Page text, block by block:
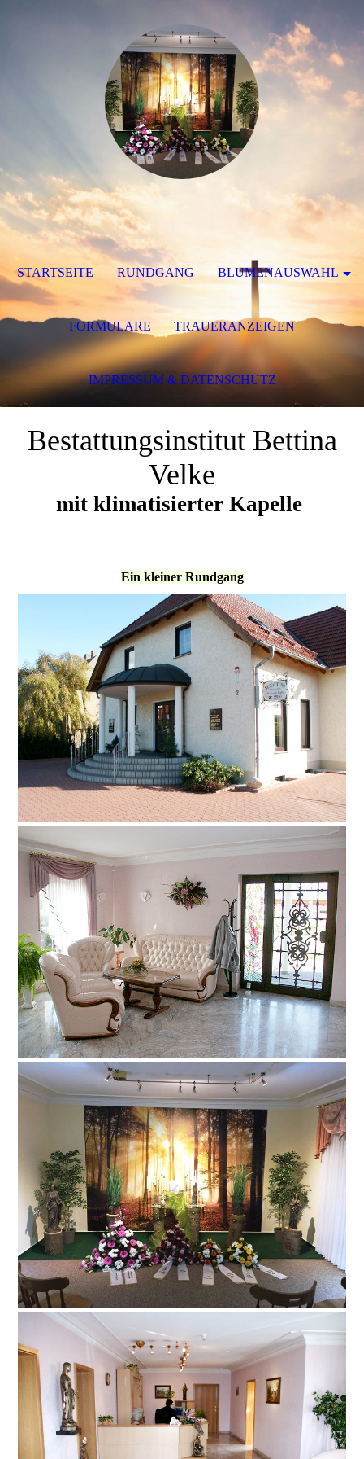
Bestattungsinstitut Bettina
Velke
mit klimatisierter Kapelle
Ein kleiner Rundgang
STARTSEITE RUNDGANG BLUMENAUSWAHL
FORMULARE TRAUERANZEIGEN
IMPRESSUM & DATENSCHUTZ